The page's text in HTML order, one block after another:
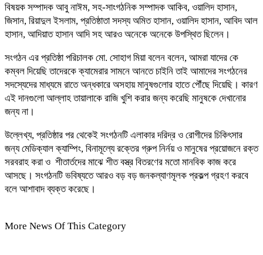
বিষয়ক সম্পাদক আবু নাঈম, সহ-সাংগঠনিক সম্পাদক আকিব, ওয়ালিদ হাসান,
জিসান, রিয়াদুল ইসলাম, প্রতিষ্ঠাতা সদস্য অমিত হাসান, ওয়ালিদ হাসান, আবিদ আল
হাসান, আদিয়াত হাসান আদি সহ আরও অনেকে অনেকে উপস্থিত ছিলেন।
সংগঠন এর প্রতিষ্ঠা পরিচালক মো. সোহাগ মিয়া বলেন বলেন, আমরা যাদের কে
কম্বল দিয়েছি তাদেরকে ক্যামেরার সামনে আনতে চাইনি তাই আমাদের সংগঠনের
সদস্যেদের মাধ্যমে রাতে অন্ধকারে অসহায় মানুষগুলোর হাতে পৌঁছে দিয়েছি। কারণ
এই দানগুলো আল্লাহ তায়ালাকে রাজি খুশি করার জন্য করেছি মানুষকে দেখানোর
জন্য না।
উল্লেখ্য, প্রতিষ্ঠার পর থেকেই সংগঠনটি এলাকার দরিদ্র ও রোগীদের চিকিৎসার
জন্য মেডিক্যাল ক্যাম্পিং, বিনামূল্যে রক্তের গ্রুপ নির্নয় ও মানুষের প্রয়োজনে রক্ত
সরবরাহ করা ও শীতার্তদের মাঝে শীত বস্ত্র বিতরণের মতো মানবিক কাজ করে
আসছে। সংগঠনটি ভবিষ্যতে আরও বড় বড় জনকল্যাণমূলক প্রকল্প গ্রহণ করবে
বলে আশাবাদ ব্যক্ত করেছে।
More News Of This Category